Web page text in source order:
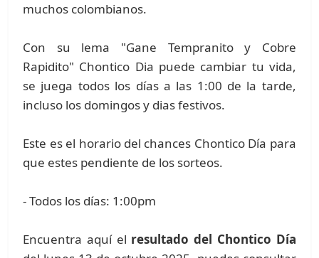
muchos colombianos.
Con su lema "Gane Tempranito y Cobre
Rapidito" Chontico Dia puede cambiar tu vida,
se juega todos los días a las 1:00 de la tarde,
incluso los domingos y dias festivos.
Este es el horario del chances Chontico Día para
que estes pendiente de los sorteos.
- Todos los días: 1:00pm
Encuentra aquí el resultado del Chontico Día